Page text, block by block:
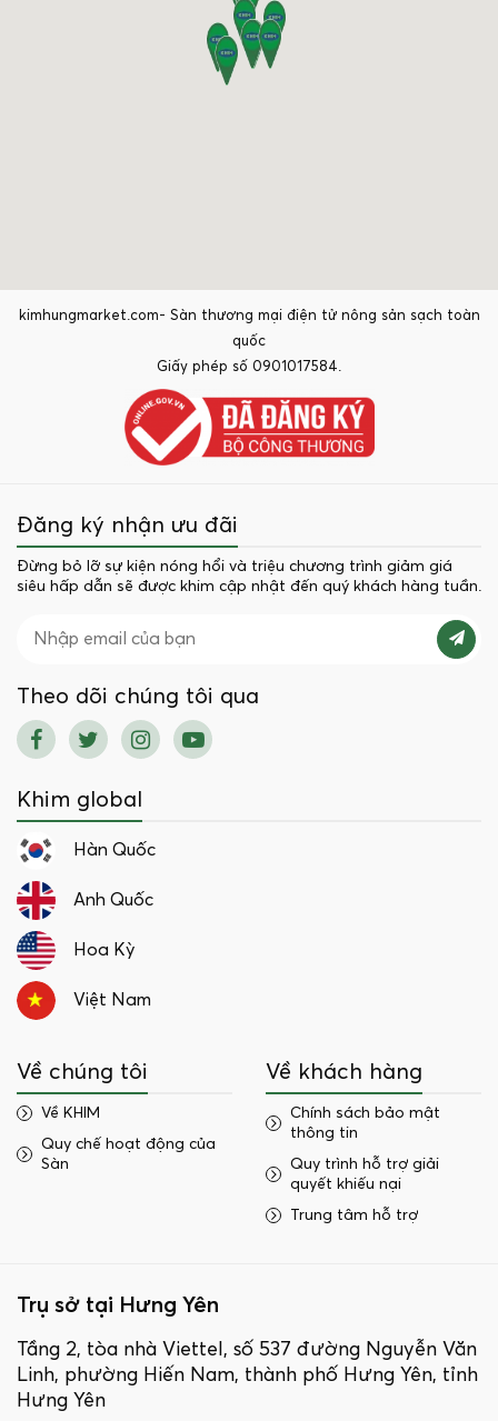
kimhungmarket.com- Sàn thương mại điện tử nông sản sạch toàn
quốc
Giấy phép số 0901017584.
Đăng ký nhận ưu đãi
Đừng bỏ lỡ sự kiện nóng hổi và triệu chương trình giảm giá
siêu hấp dẫn sẽ được khim cập nhật đến quý khách hàng tuần.
Theo dõi chúng tôi qua
Khim global
Hàn Quốc
Anh Quốc
Hoa Kỳ
Việt Nam
Về chúng tôi
Về KHIM
Quy chế hoạt động của
Sàn
Về khách hàng
Chính sách bảo mật
thông tin
Quy trình hỗ trợ giải
quyết khiếu nại
Trung tâm hỗ trợ
Trụ sở tại Hưng Yên
Tầng 2, tòa nhà Viettel, số 537 đường Nguyễn Văn
Linh, phường Hiến Nam, thành phố Hưng Yên, tỉnh
Hưng Yên